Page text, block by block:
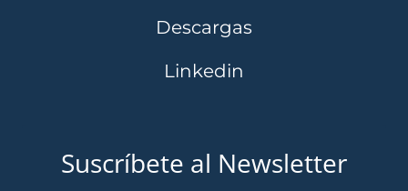
Descargas
Linkedin
Suscríbete al Newsletter